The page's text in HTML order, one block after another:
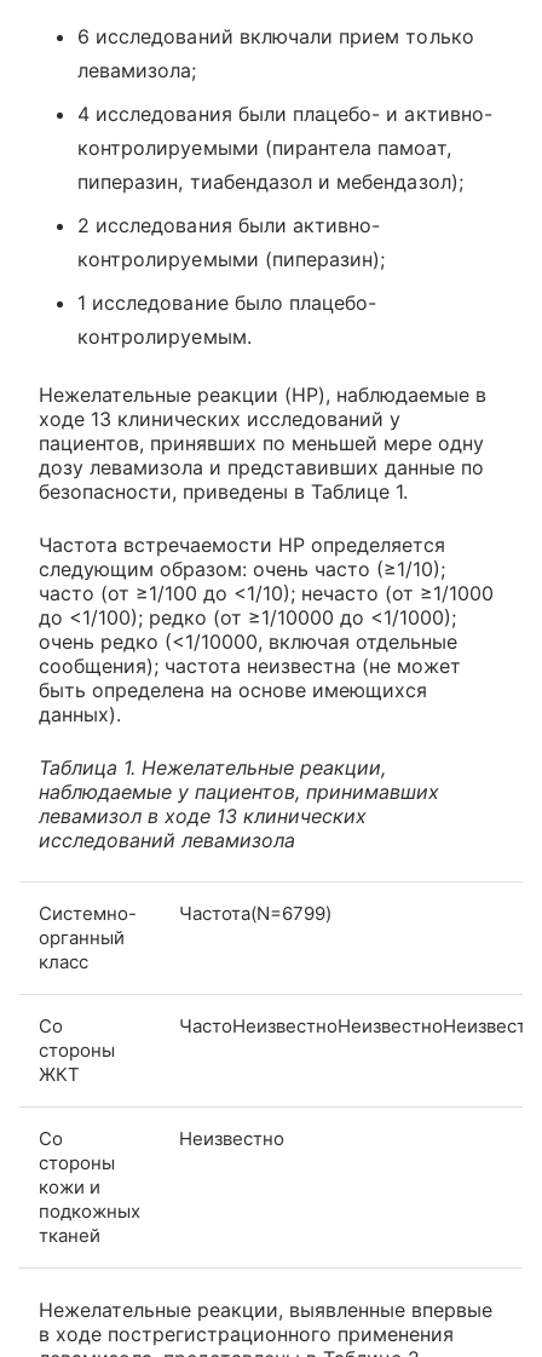
6 исследований включали прием только
левамизола;
4 исследования были плацебо- и активно-
контролируемыми (пирантела памоат,
пиперазин, тиабендазол и мебендазол);
2 исследования были активно-
контролируемыми (пиперазин);
1 исследование было плацебо-
контролируемым.
Нежелательные реакции (HP), наблюдаемые в
ходе 13 клинических исследований у
пациентов, принявших по меньшей мере одну
дозу левамизола и представивших данные по
безопасности, приведены в Таблице 1.
Частота встречаемости HP определяется
следующим образом: очень часто (≥1/10);
часто (от ≥1/100 до <1/10); нечасто (от ≥1/1000
до <1/100); редко (от ≥1/10000 до <1/1000);
очень редко (<1/10000, включая отдельные
сообщения); частота неизвестна (не может
быть определена на основе имеющихся
данных).
Таблица 1. Нежелательные реакции,
наблюдаемые у пациентов, принимавших
левамизол в ходе 13 клинических
исследований левамизола
Системно-
органный
класс
Частота(N=6799)
Со
стороны
ЖКТ
Со
стороны
кожи и
подкожных
тканей
Неизвестно
Нежелательные реакции, выявленные впервые
в ходе пострегистрационного применения